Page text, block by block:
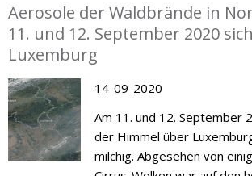
Aerosole der Waldbrände in
11. und 12. September 2020
Luxemburg
14-09-2020
Am 11. und 12. September
der Himmel über
milchig. Abgesehen von